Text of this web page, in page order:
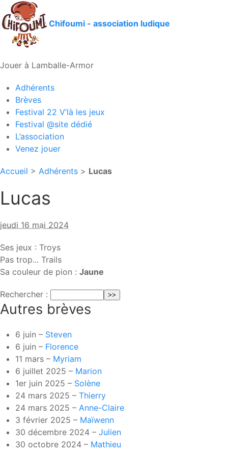
Chifoumi - association ludique
Jouer à Lamballe-Armor
Adhérents
Brèves
Festival 22 V’là les jeux
Festival @site dédié
L’association
Venez jouer
Accueil > Adhérents > Lucas
Lucas
jeudi 16 mai 2024
Ses jeux : Troys
Pas trop... Trails
Sa couleur de pion : Jaune
Rechercher :
Autres brèves
6 juin – Steven
6 juin – Florence
11 mars – Myriam
6 juillet 2025 – Marion
1er juin 2025 – Solène
24 mars 2025 – Thierry
24 mars 2025 – Anne-Claire
3 février 2025 – Maïwenn
30 décembre 2024 – Julien
30 octobre 2024 – Mathieu